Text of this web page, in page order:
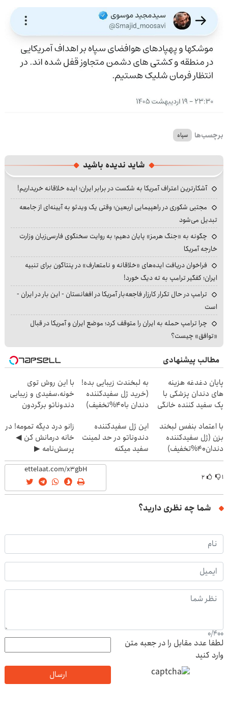
برچسب‌ها سپاه
شاید ندیده باشید
آشکارترین اعتراف آمریکا به شکست در برابر ایران؛ ایده خلاقانه خریداریم!
مجتبی شکوری در راهپیمایی اربعین؛ وقتی یک ویدئو به آیینه‌ای از جامعه
تبدیل می‌شود
چگونه به «جنگ هرمز» پایان دهیم؛ به روایت سخنگوی فارسی‌زبان وزارت
خارجه آمریکا
فراخوان دریافت ایده‌های «خلاقانه و نامتعارف» در پنتاگون برای تنبیه
ایران؛ کفگیر ترامپ به ته دیگ خورد!
ترامپ در حال تکرار کارزار فاجعه‌بار آمریکا در افغانستان - این بار در ایران -
است
چرا ترامپ حمله به ایران را متوقف کرد؛ موضع ایران و آمریکا در قبال
«توافق» چیست؟
مطالب پیشنهادی
پایان دغدغه هزینه
های دندان پزشکی با
پک سفید کننده خانگی
به لبخندت زیبایی بده!
(خرید ژل سفیدکننده
دندان با40%تخفیف)
با این روش توی
خونه،سفیدی و زیبایی
دندوناتو برگردون
با اعتماد بنفس لبخند
بزن (ژل سفیدکننده
دندان40%تخفیف)
این ژل سفیدکننده
دندوناتو در حد لمینت
سفید میکنه
(40%تخفیف)
زانو درد دیگه تمومه! در
خانه درمانش کن ◀
پرسش‌نامه ▶
۱ ۲
شما چه نظری دارید؟
0/400
لطفا عدد مقابل را در جعبه متن
وارد کنید
ارسال